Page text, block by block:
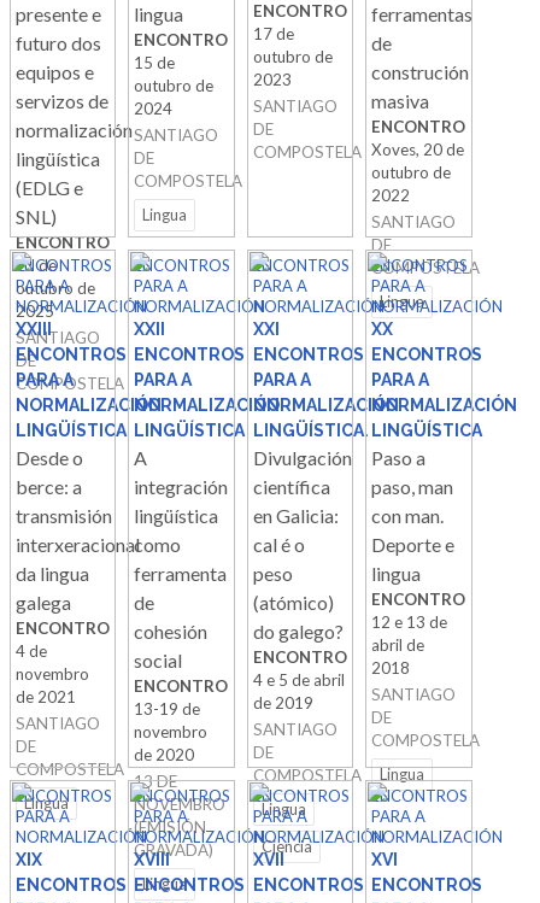
presente e
futuro dos
equipos e
servizos de
normalización
lingüística
(EDLG e
SNL)
ENCONTRO
21 de
outubro de
2025
SANTIAGO
DE
COMPOSTELA
lingua
ENCONTRO
15 de
outubro de
2024
SANTIAGO
DE
COMPOSTELA
Lingua
ENCONTRO
17 de
outubro de
2023
SANTIAGO
DE
COMPOSTELA
ferramentas
de
construción
masiva
ENCONTRO
Xoves, 20 de
outubro de
2022
SANTIAGO
DE
COMPOSTELA
Lingua
ENCONTROS
PARA A
NORMALIZACIÓN
XXIII
ENCONTROS
PARA A
NORMALIZACIÓN
LINGÜÍSTICA
Desde o
berce: a
transmisión
interxeracional
da lingua
galega
ENCONTRO
4 de
novembro
de 2021
SANTIAGO
DE
COMPOSTELA
Lingua
ENCONTROS
PARA A
NORMALIZACIÓN
XXII
ENCONTROS
PARA A
NORMALIZACIÓN
LINGÜÍSTICA
A
integración
lingüística
como
ferramenta
de
cohesión
social
ENCONTRO
13-19 de
novembro
de 2020
13 DE
NOVEMBRO
(EMISIÓN
GRAVADA)
Lingua
ENCONTROS
PARA A
NORMALIZACIÓN
XXI
ENCONTROS
PARA A
NORMALIZACIÓN
LINGÜÍSTICA.
Divulgación
científica
en Galicia:
cal é o
peso
(atómico)
do galego?
ENCONTRO
4 e 5 de abril
de 2019
SANTIAGO
DE
COMPOSTELA
Lingua
Ciencia
ENCONTROS
PARA A
NORMALIZACIÓN
XX
ENCONTROS
PARA A
NORMALIZACIÓN
LINGÜÍSTICA
Paso a
paso, man
con man.
Deporte e
lingua
ENCONTRO
12 e 13 de
abril de
2018
SANTIAGO
DE
COMPOSTELA
Lingua
ENCONTROS
PARA A
NORMALIZACIÓN
XIX
ENCONTROS
ENCONTROS
PARA A
NORMALIZACIÓN
XVIII
ENCONTROS
ENCONTROS
PARA A
NORMALIZACIÓN
XVII
ENCONTROS
ENCONTROS
PARA A
NORMALIZACIÓN
XVI
ENCONTROS